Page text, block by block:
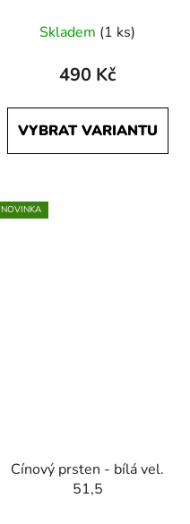
Skladem (1 ks)
490 Kč
VYBRAT VARIANTU
NOVINKA
Cínový prsten - bílá vel.
51,5